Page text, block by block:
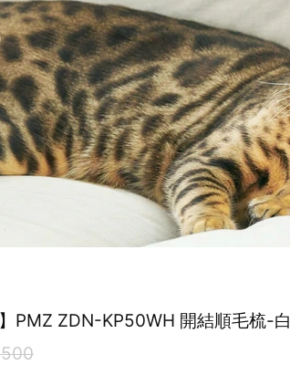
】PMZ ZDN-KP50WH 開結順毛梳-白